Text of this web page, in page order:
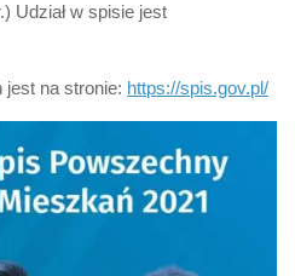
Udział w spisie jest
na stronie: https://spis.gov.pl/